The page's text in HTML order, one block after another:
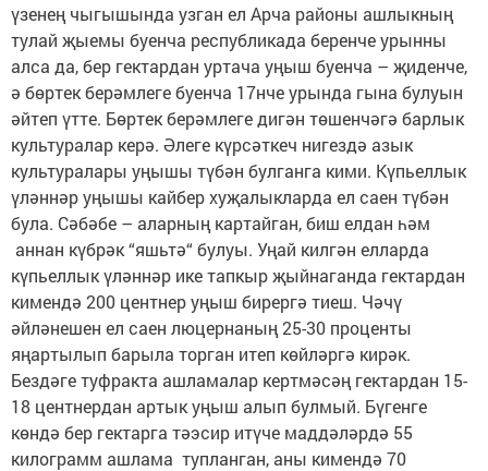
үзенең чыгышында узган ел Арча районы ашлыкның
тулай җыемы буенча республикада беренче урынны
алса да, бер гектардан уртача уңыш буенча – җиденче,
ә бөртек берәмлеге буенча 17нче урында гына булуын
әйтеп үтте. Бөртек берәмлеге дигән төшенчәгә барлык
культуралар керә. Әлеге күрсәткеч нигездә азык
культуралары уңышы түбән булганга кими. Күпьеллык
үләннәр уңышы кайбер хуҗалыкларда ел саен түбән
була. Сәбәбе – аларның картайган, биш елдан һәм
аннан күбрәк “яшьтә“ булуы. Уңай килгән елларда
күпьеллык үләннәр ике тапкыр җыйнаганда гектардан
кимендә 200 центнер уңыш бирергә тиеш. Чәчү
әйләнешен ел саен люцернаның 25-30 проценты
яңартылып барыла торган итеп көйләргә кирәк.
Бездәге туфракта ашламалар кертмәсәң гектардан 15-
18 центнердан артык уңыш алып булмый. Бүгенге
көндә бер гектарга тәэсир итүче маддәләрдә 55
килограмм ашлама тупланган, аны кимендә 70